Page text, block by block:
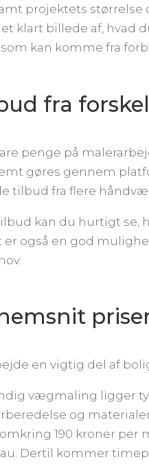
projektets
klart billede af, hvad
kan komme fra
fra
penge på
gøres gennem
tilbud fra flere
kan du hurtigt se,
er også en god
en vigtig del af
vægmaling ligger
og
190 kroner
Dertil kommer